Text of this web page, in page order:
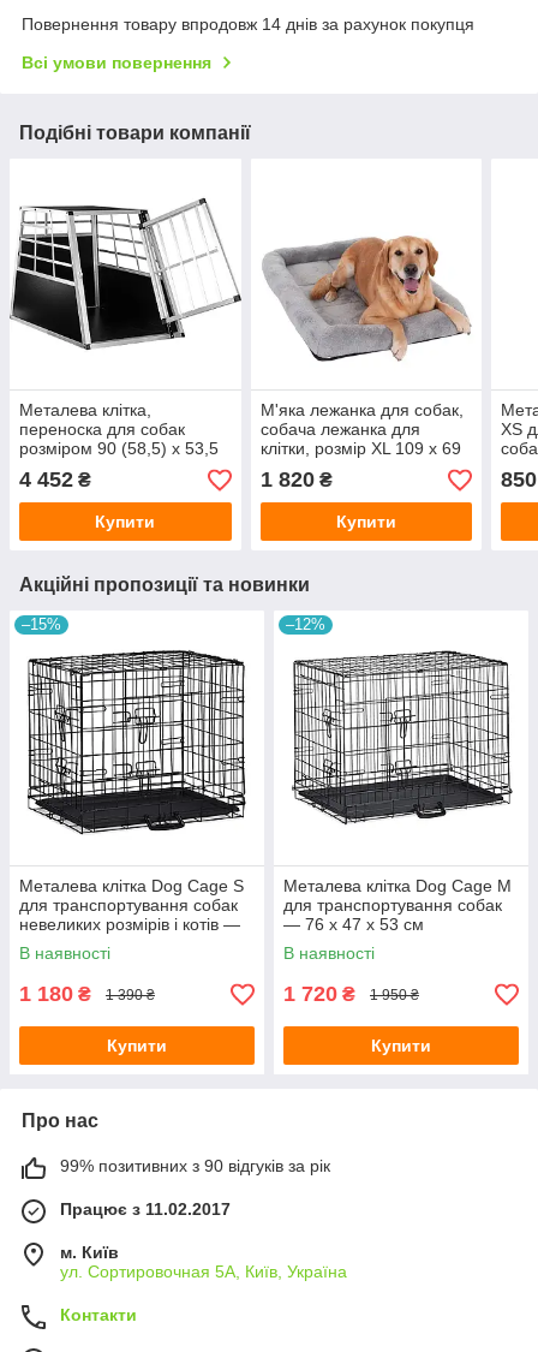
Повернення товару впродовж 14 днів за рахунок покупця
Всі умови повернення
Подібні товари компанії
Металева клітка,
переноска для собак
розміром 90 (58,5) х 53,5
х 70 см
4 452 ₴
Купити
М'яка лежанка для собак,
собача лежанка для
клітки, розмір XL 109 х 69
х 10 см
1 820₴
Купити
XS
850
Акційні пропозиції та новинки
–15%
Металева клітка Dog Cage S
для транспортування собак
невеликих розмірів і котів —
61 x 42 x 49 см
В наявності
1 180 ₴ 1 390 ₴
Купити
–12%
Металева клітка Dog Cage M
для транспортування собак
— 76 x 47 x 53 см
В наявності
1 720 ₴ 1 950 ₴
Купити
Про нас
99% позитивних з 90 відгуків за рік
Працює з 11.02.2017
м. Київ
ул. Сортировочная 5А, Київ, Україна
Контакти